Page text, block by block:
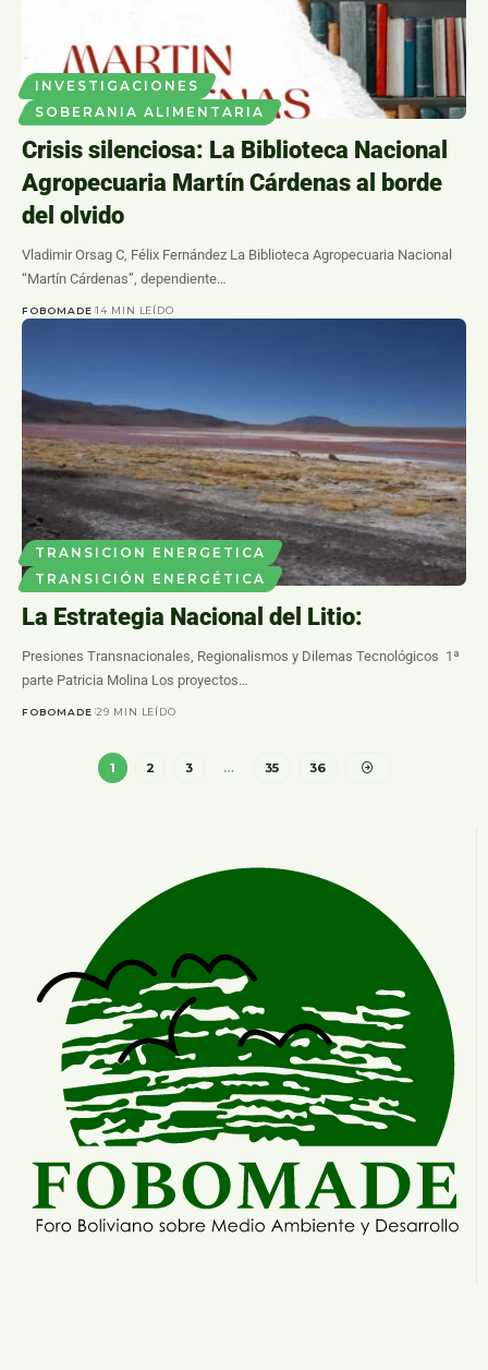
INVESTIGACIONES
SOBERANIA ALIMENTARIA
Crisis silenciosa: La Biblioteca Nacional
Agropecuaria Martín Cárdenas al borde
del olvido
Vladimir Orsag C, Félix Fernández La Biblioteca Agropecuaria Nacional
“Martín Cárdenas”, dependiente…
FOBOMADE 14 MIN LEÍDO
TRANSICION ENERGETICA
TRANSICIÓN ENERGÉTICA
La Estrategia Nacional del Litio:
Presiones Transnacionales, Regionalismos y Dilemas Tecnológicos 1ª
parte Patricia Molina Los proyectos…
FOBOMADE 29 MIN LEÍDO
1 2 3 … 35 36